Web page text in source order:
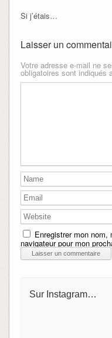
Si j’étais…
Laisser un
Votre adresse e-mail ne
obligatoires sont indiqués
Enregistrer mon
navigateur pour mon
Sur Instagram…